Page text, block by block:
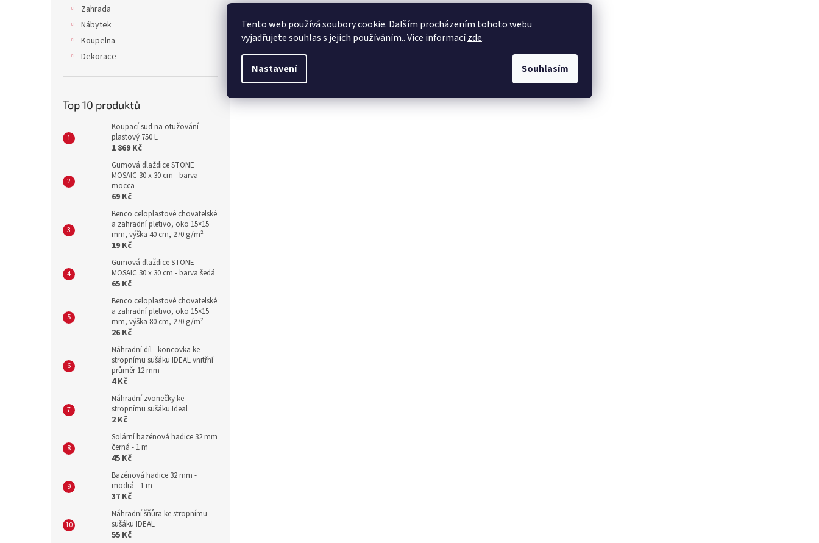
Tento web používá soubory cookie. Dalším procházením tohoto webu
vyjadřujete souhlas s jejich používáním.. Více informacízde.
Nastavení Souhlasím
Zahrada
Nábytek
Koupelna
Dekorace
Top 10 produktů
Koupací sud na otužování
plastový 750 L
1 869 Kč
Gumová dlaždice STONE
MOSAIC 30 x 30 cm - barva
mocca
69 Kč
Benco celoplastové chovatelské
a zahradní pletivo, oko 15×15
mm, výška 40 cm, 270 g/m²
19 Kč
Gumová dlaždice STONE
MOSAIC 30 x 30 cm - barva šedá
65 Kč
Benco celoplastové chovatelské
a zahradní pletivo, oko 15×15
mm, výška 80 cm, 270 g/m²
26 Kč
Náhradní díl - koncovka ke
stropnímu sušáku IDEAL vnitřní
průměr 12 mm
4 Kč
Náhradní zvonečky ke
stropnímu sušáku Ideal
2 Kč
Solární bazénová hadice 32 mm
černá - 1 m
45 Kč
Bazénová hadice 32 mm -
modrá - 1 m
37 Kč
Náhradní šňůra ke stropnímu
sušáku IDEAL
55 Kč